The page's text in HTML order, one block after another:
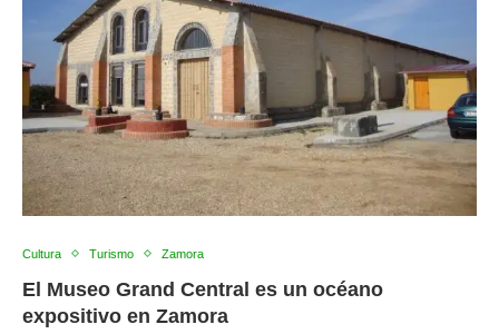
Cultura Turismo Zamora
El Museo Grand Central es un océano
expositivo en Zamora